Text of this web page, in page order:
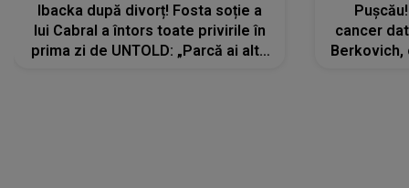
Ibacka după divorț! Fosta soție a
lui Cabral a întors toate privirile în
prima zi de UNTOLD: „Parcă ai altă
cancer
Berkovich,